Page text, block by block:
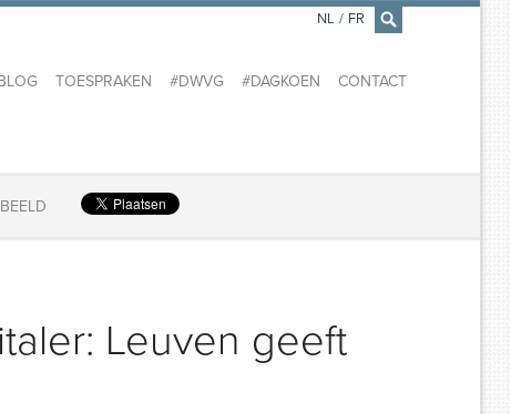
×
TOESPRAKEN #DWVG #DAGKOEN CONTACT
NL / FR
Leuven geeft